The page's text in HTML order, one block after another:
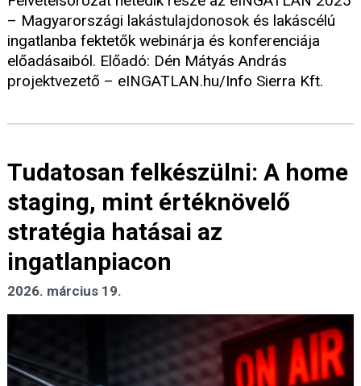
– Magyarországi lakástulajdonosok és lakáscélú
ingatlanba fektetők webinárja és konferenciája
előadásaiból. Előadó: Dén Mátyás András
projektvezető – eINGATLAN.hu/Info Sierra Kft.
Tudatosan felkészülni: A home
staging, mint értéknövelő
stratégia hatásai az
ingatlanpiacon
2026. március 19.